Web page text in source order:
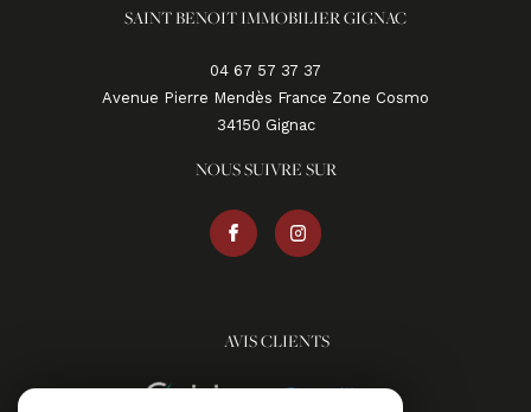
SAINT BENOIT IMMOBILIER GIGNAC
04 67 57 37 37
Avenue Pierre Mendès France Zone Cosmo
34150
gignac
NOUS SUIVRE SUR
AVIS CLIENTS